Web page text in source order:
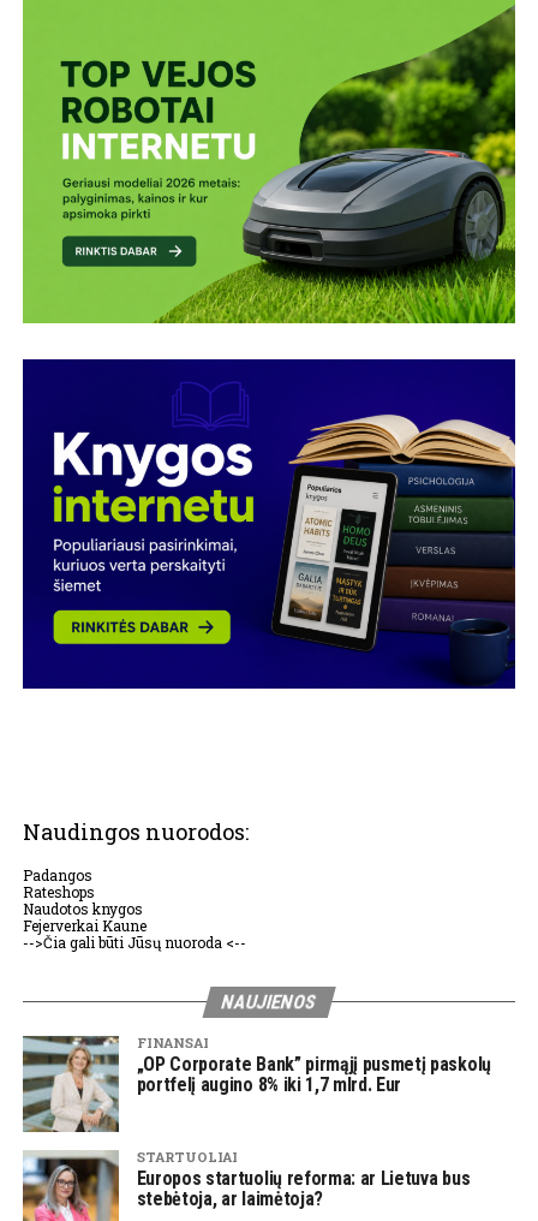
Naudingos nuorodos:
Padangos
Rateshops
Naudotos knygos
Fejerverkai Kaune
-->Čia gali būti Jūsų nuoroda <--
NAUJIENOS
FINANSAI
„OP Corporate Bank” pirmąjį pusmetį paskolų
portfelį augino 8% iki 1,7 mlrd. Eur
STARTUOLIAI
Europos startuolių reforma: ar Lietuva bus
stebėtoja, ar laimėtoja?